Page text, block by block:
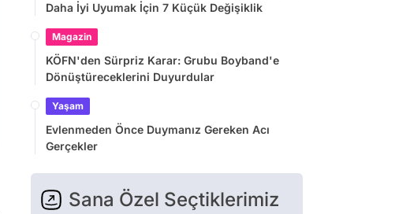
Daha İyi Uyumak İçin 7 Küçük Değişiklik
Magazin
KÖFN'den Sürpriz Karar: Grubu Boyband'e
Dönüştüreceklerini Duyurdular
Yaşam
Evlenmeden Önce Duymanız Gereken Acı
Gerçekler
Sana Özel Seçtiklerimiz